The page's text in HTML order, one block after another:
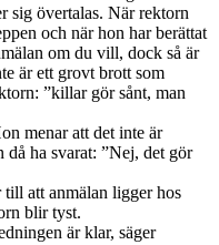
sig övertalas. När rektorn
och när hon har berättat
om du vill, dock så är
är ett grovt brott som
”killar gör sånt, man
menar att det inte är
då ha svarat: ”Nej, det gör
till att anmälan ligger hos
blir tyst.
är klar, säger